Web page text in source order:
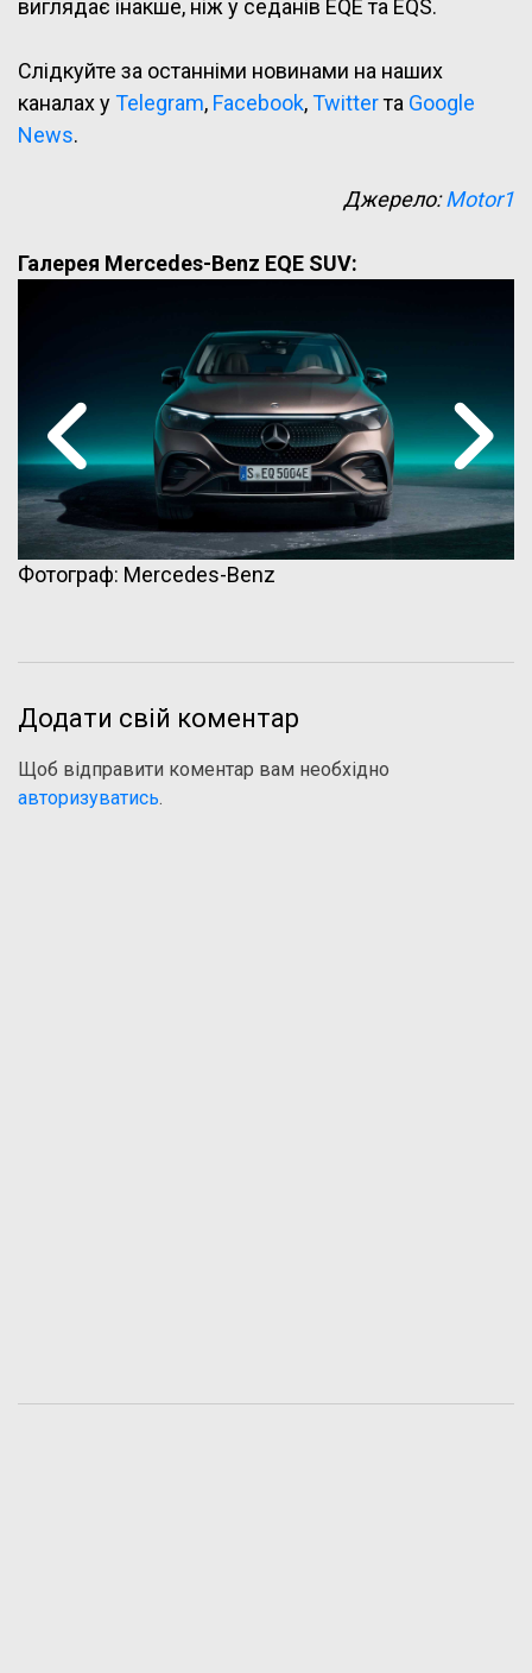
виглядає інакше, ніж у седанів EQE та EQS.
Слідкуйте за останніми новинами на наших
каналах уTelegram, Facebook,Twitterта Google
News.
Джерело:Motor1
Галерея Mercedes-Benz EQE SUV:
Фотограф: Mercedes-Benz
Додати свій коментар
Щоб відправити коментар вам необхідно
авторизуватись.